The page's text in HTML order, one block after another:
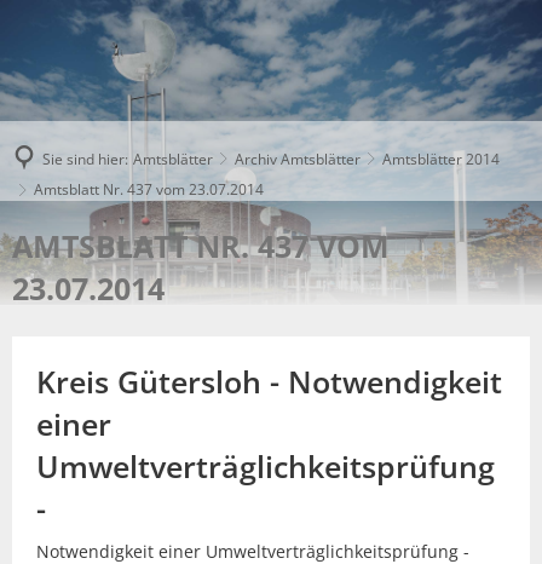
Sie sind hier: Amtsblätter Archiv Amtsblätter
Amtsblätter 2014
Amtsblatt Nr. 437 vom 23.07.2014
AMTSBLATT NR. 437 VOM
23.07.2014
Kreis Gütersloh - Notwendigkeit
einer
Umweltverträglichkeitsprüfung
-
Notwendigkeit einer Umweltverträglichkeitsprüfung -